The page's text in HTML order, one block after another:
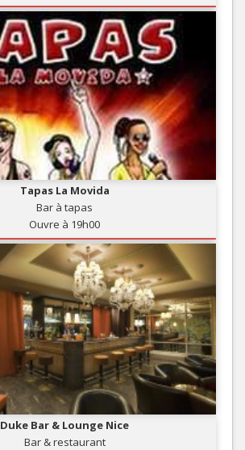
Tapas La Movida
Bar à tapas
Ouvre à 19h00
Duke Bar & Lounge Nice
Bar & restaurant